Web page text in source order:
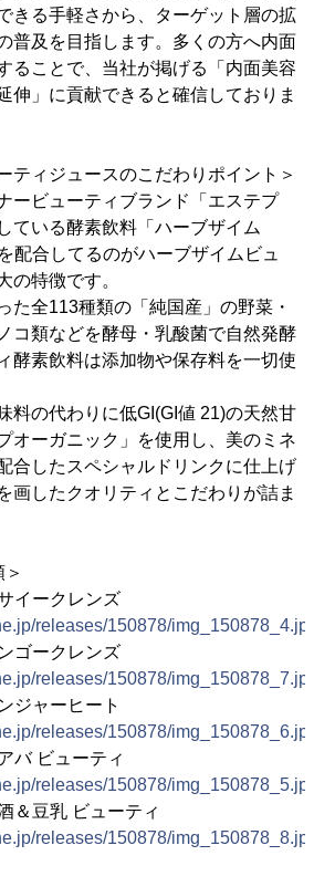
きる手軽さから、ターゲット層の拡
普及を目指します。多くの方へ内面
ることで、当社が掲げる「内面美容
伸」に貢献できると確信しておりま
ティジュースのこだわりポイント＞
ービューティブランド「エステプ
ている酵素飲料「ハーブザイム
配合してるのがハーブザイムビュ
の特徴です。
た全113種類の「純国産」の野菜・
コ類などを酵母・乳酸菌で自然発酵
酵素飲料は添加物や保存料を一切使
料の代わりに低GI(GI値 21)の天然甘
オーガニック」を使用し、美のミネ
合したスペシャルドリンクに仕上げ
画したクオリティとこだわりが詰ま
イークレンズ
releases/150878/
ゴークレンズ
releases/150878/
ジャーヒート
releases/150878/
バ ビューティ
releases/150878/
＆豆乳 ビューティ
releases/150878/